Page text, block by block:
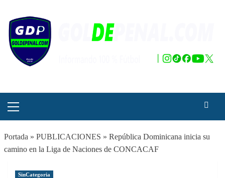
contenido
principal
Portada » PUBLICACIONES » República Dominicana inicia su
camino en la Liga de Naciones de CONCACAF
SinCategoria